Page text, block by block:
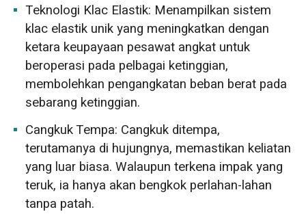
Teknologi Klac Elastik: Menampilkan sistem
klac elastik unik yang meningkatkan dengan
ketara keupayaan pesawat angkat untuk
beroperasi pada pelbagai ketinggian,
membolehkan pengangkatan beban berat pada
sebarang ketinggian.
Cangkuk Tempa: Cangkuk ditempa,
terutamanya di hujungnya, memastikan keliatan
yang luar biasa. Walaupun terkena impak yang
teruk, ia hanya akan bengkok perlahan-lahan
tanpa patah.